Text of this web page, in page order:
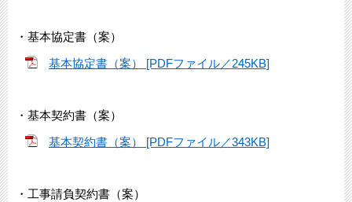
・基本協定書（案）
基本協定書（案） [PDFファイル／245KB]
・基本契約書（案）
基本契約書（案） [PDFファイル／343KB]
・工事請負契約書（案）